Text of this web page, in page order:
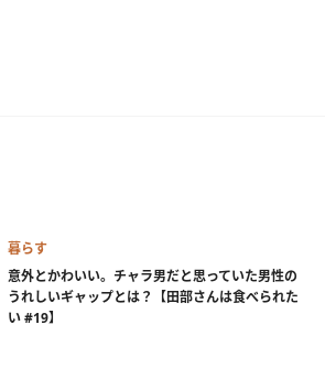
暮らす
意外とかわいい。チャラ男だと思っていた男性の
うれしいギャップとは？【田部さんは食べられた
い #19】